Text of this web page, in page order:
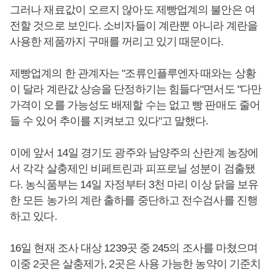
그러나 재료값이 오르지 않아도 제빵업계의 불안은 여
전할 것으로 보인다. 소비자들이 계란뿐 아니라 계란을
사용한 제품까지 구매를 꺼리고 있기 때문이다.
제빵업계의 한 관계자는 "조류인플루엔자 때와는 상황
이 달라 계란값 상승을 단정하기는 힘들다"면서도 "다만
가격이 오를 가능성도 배제할 수는 없고 빵 판매도 줄어
들 수 있어 추이를 지켜보고 있다"고 말했다.
이에 앞서 14일 경기도 광주와 남양주의 산란계 농장에
서 각각 살충제인 비페트린과 피프로닐 성분이 검출됐
다. 농식품부는 14일 자정부터 3천 마리 이상 닭을 보유
한 모든 농가의 계란 출하를 중단하고 전수검사를 진행
하고 있다.
16일 현재 조사 대상 1239곳 중 245의 조사를 마쳤으며
이중 2곳은 살충제가, 2곳은 사용 가능한 농약이 기준치